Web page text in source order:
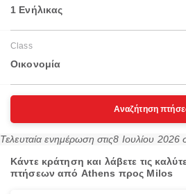
1 Ενήλικας
Class
Οικονομία
Αναζήτηση
Τελευταία ενημέρωση στις8 Ιουλίου 2026
Κάντε κράτηση και λάβετε τις
πτήσεων από Athens προς Milos